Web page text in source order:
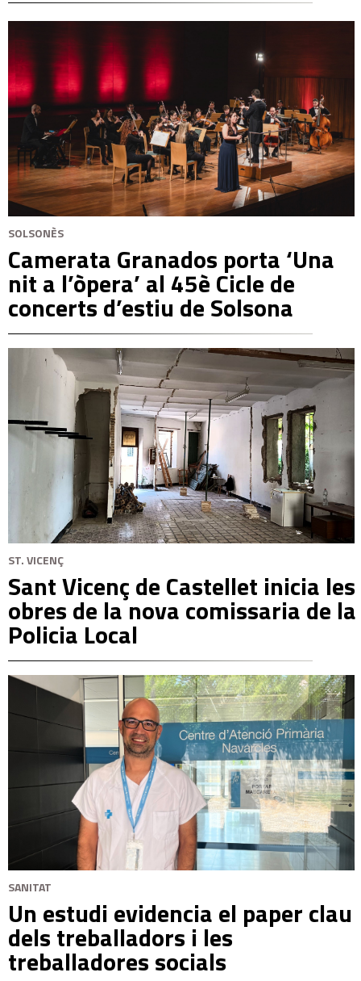
SOLSONÈS
Camerata Granados porta ‘Una
nit a l’òpera’ al 45è Cicle de
concerts d’estiu de Solsona
ST. VICENÇ
Sant Vicenç de Castellet inicia les
obres de la nova comissaria de la
Policia Local
SANITAT
Un estudi evidencia el paper clau
dels treballadors i les
treballadores socials